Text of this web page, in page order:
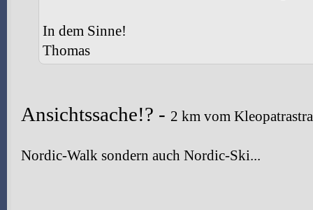
In dem Sinne!
Thomas
Ansichtssache!? - 2 km vom
Nordic-Walk sondern auch Nordic-Ski...